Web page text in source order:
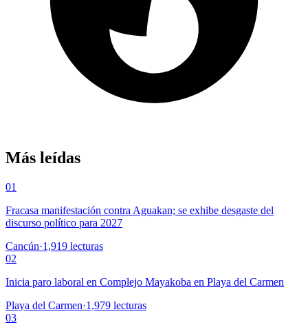
Más leídas
01
Fracasa manifestación contra Aguakan; se exhibe desgaste del
discurso político para 2027
Cancún·1,919 lecturas
02
Inicia paro laboral en Complejo Mayakoba en Playa del Carmen
Playa del Carmen·1,979 lecturas
03